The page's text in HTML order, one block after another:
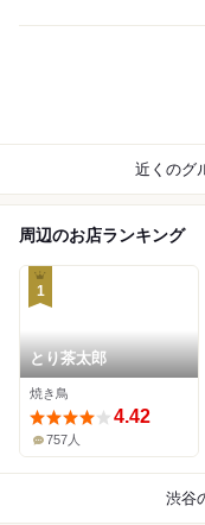
近くのグ
周辺のお店ランキング
1
とり茶太郎
焼き鳥
4.42
757人
渋谷